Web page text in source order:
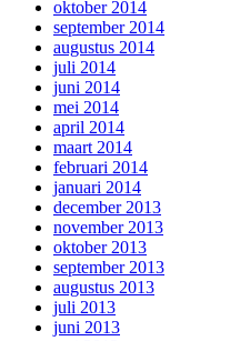
oktober 2014
september 2014
augustus 2014
juli 2014
juni 2014
mei 2014
april 2014
maart 2014
februari 2014
januari 2014
december 2013
november 2013
oktober 2013
september 2013
augustus 2013
juli 2013
juni 2013